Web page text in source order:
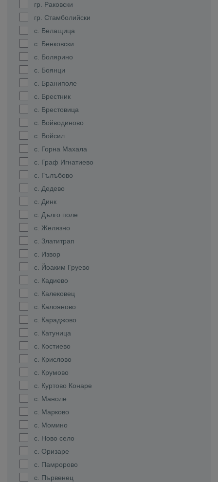
гр. Раковски
гр. Стамболийски
с. Белащица
с. Бенковски
с. Болярино
с. Боянци
с. Браниполе
с. Брестник
с. Брестовица
с. Войводиново
с. Войсил
с. Горна Махала
с. Граф Игнатиево
с. Гълъбово
с. Дедево
с. Динк
с. Дълго поле
с. Желязно
с. Златитрап
с. Извор
с. Йоаким Груево
с. Кадиево
с. Калековец
с. Калояново
с. Караджово
с. Катуница
с. Костиево
с. Крислово
с. Крумово
с. Куртово Конаре
с. Маноле
с. Марково
с. Момино
с. Ново село
с. Оризаре
с. Памророво
с. Първенец